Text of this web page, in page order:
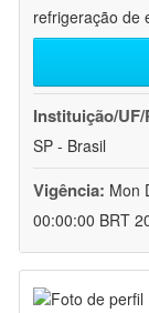
refrigeração de
Instituição/UF/
SP - Brasil
Vigência: Mon
00:00:00 BRT